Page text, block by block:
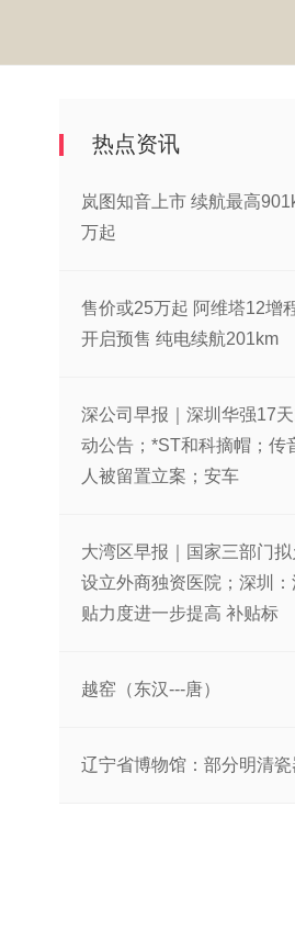
热点资讯
岚图知音上市 续航最高
万起
售价或25万起 阿维塔12增
开启预售 纯电续航201km
深公司早报｜深圳华强17
动公告；*ST和科摘帽；传
人被留置立案；安车
大湾区早报｜国家三部门
设立外商独资医院；深圳
贴力度进一步提高 补贴标
越窑（东汉---唐）
辽宁省博物馆：部分明清瓷